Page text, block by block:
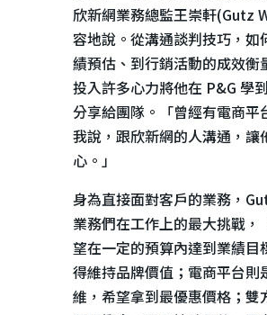
欣新網業務總監王崇軒(Gutz
容地說。從溝通談判技巧，如
績預估、到行銷活動的成效衡
投入許多心力將他在 P&G 學
分享給團隊。「曾經有電商平
我說，跟欣新網的人溝通，讓
心。」
身為直接面對客戶的業務，
業務們在工作上的最大挑戰，
望在一定的預算內達到業績目
得維持品牌價值；電商平台則
維，希望拿到最優惠價格；雙